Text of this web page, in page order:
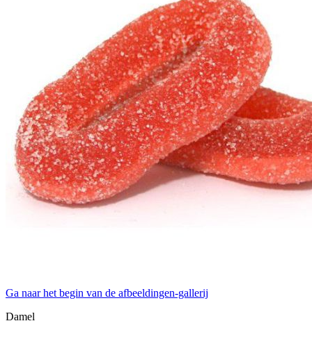
Ga naar het begin van de afbeeldingen-gallerij
Damel